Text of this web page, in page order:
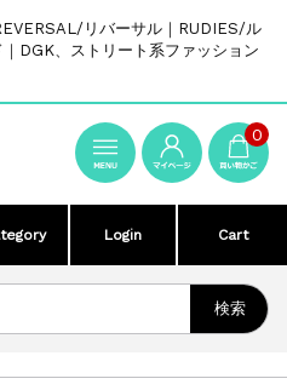
リバーサル｜RUDIES/ル
DGK、ストリート系ファッション
0
Login Cart